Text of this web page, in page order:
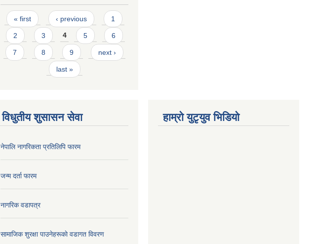
Pages
« first ‹ previous 1
2 3 4 5 6
7 8 9 next ›
last »
विधुतीय शुसासन सेवा
नेपालि नागरिकता प्रतिलिपि फारम
जन्म दर्ता फारम
नागरिक वडापत्र
सामाजिक शुरक्षा पाउनेहरूकाे वडागत विवरण
हाम्राे युटृयुव भिडियाे